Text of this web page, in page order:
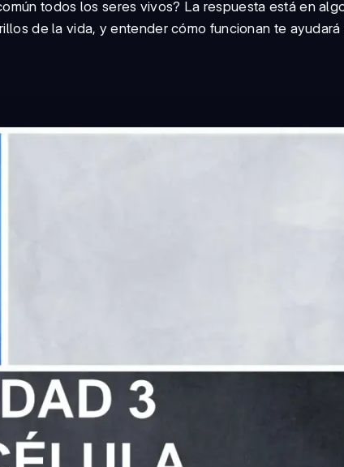
todos los seres vivos? La respuesta está en
de la vida, y entender cómo funcionan te ayudará